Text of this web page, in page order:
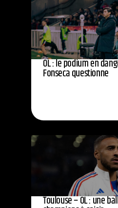
OL : le podium en
Fonseca questionne
Toulouse – OL : une